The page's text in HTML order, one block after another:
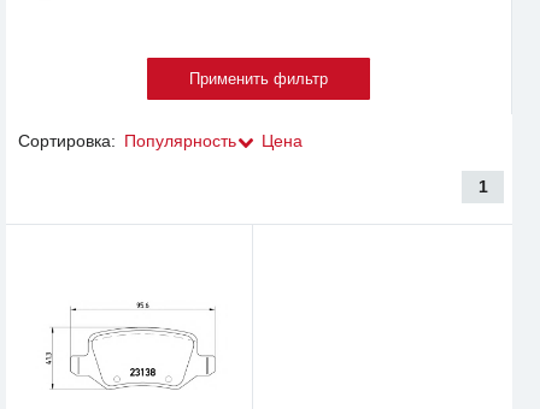
Сортировка: Популярность Цена
1